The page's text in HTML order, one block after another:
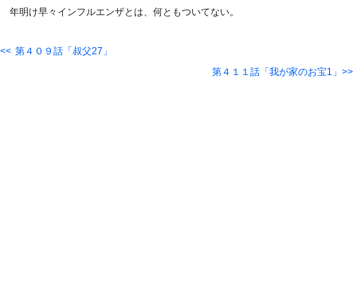
年明け早々インフルエンザとは、何ともついてない。
第４０９話「叔父27」
第４１１話「我が家のお宝1」